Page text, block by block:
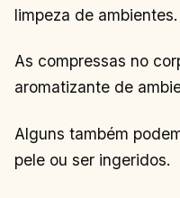
limpeza de ambientes.
As compressas no
aromatizante de
Alguns também
pele ou ser ingeridos.